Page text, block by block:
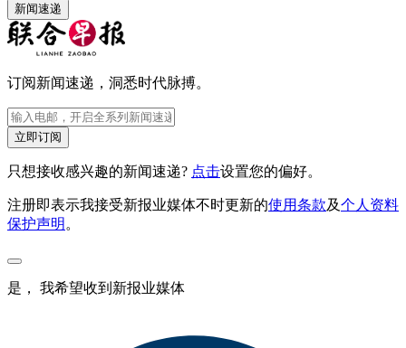
新闻速递
订阅新闻速递，洞悉时代脉搏。
立即订阅
只想接收感兴趣的新闻速递? 点击设置您的偏好。
注册即表示我接受新报业媒体不时更新的使用条款及个人资料
保护声明 。
是， 我希望收到新报业媒体